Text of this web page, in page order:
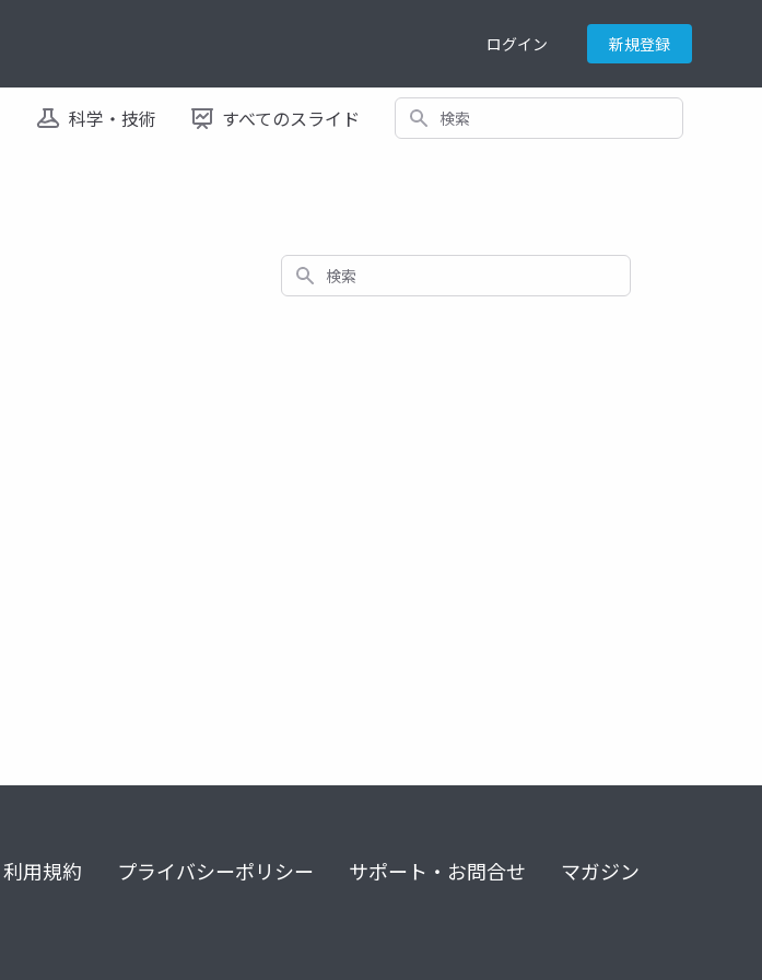
ログイン 新規登録
科学・技術 すべてのスライド 検索
検索
利用規約 プライバシーポリシー サポート・お問合せ マガジン